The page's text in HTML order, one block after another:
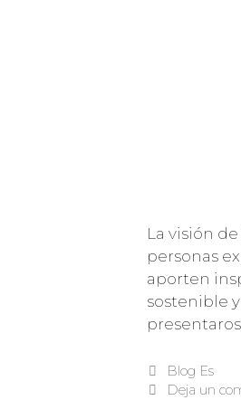
La visión
personas
aporten
sostenible
Blog Es
Deja un